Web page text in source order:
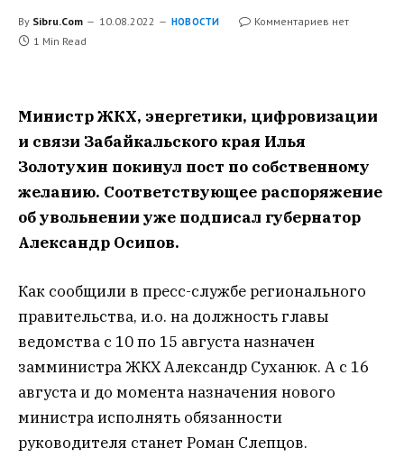
By Sibru.Com 10.08.2022 НОВОСТИ
Комментариев нет
1 Min Read
Министр ЖКХ, энергетики, цифровизации
и связи Забайкальского края Илья
Золотухин покинул пост по собственному
желанию. Соответствующее распоряжение
об увольнении уже подписал губернатор
Александр Осипов.
Как сообщили в пресс-службе регионального
правительства, и.о. на должность главы
ведомства с 10 по 15 августа назначен
замминистра ЖКХ Александр Суханюк. А с 16
августа и до момента назначения нового
министра исполнять обязанности
руководителя станет Роман Слепцов.